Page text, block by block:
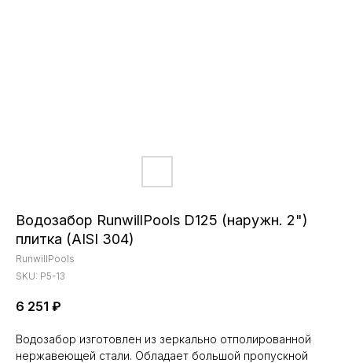
Водозабор RunwillPools D125 (наружн. 2")
плитка (AISI 304)
RunwillPools
SKU: P5-13
6 251 ₽
Водозабор изготовлен из зеркально отполированной
нержавеющей стали. Обладает большой пропускной